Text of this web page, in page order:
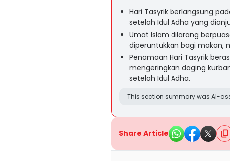
Hari Tasyrik berlangsung
setelah Idul Adha yang
Umat Islam dilarang
diperuntukkan bagi makan,
Penamaan Hari Tasyrik
mengeringkan daging
setelah Idul Adha.
This section summary was AI-
Share Article